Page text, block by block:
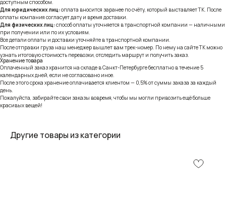
доступным способом.
Для юридических лиц: оплата вносится заранее по счёту, который выставляет ТК. После
оплаты компания согласует дату и время доставки.
Для физических лиц: способ оплаты уточняется в транспортной компании — наличными
при получении или по их условиям.
Все детали оплаты и доставки уточняйте в транспортной компании.
После отправки груза наш менеджер вышлет вам трек-номер. По нему на сайте ТК можно
узнать итоговую стоимость перевозки, отследить маршрут и получить заказ.
Хранение товара
Оплаченный заказ хранится на складе в Санкт-Петербурге бесплатно в течение 5
календарных дней, если не согласовано иное.
После этого срока хранение оплачивается клиентом — 0,5% от суммы заказа за каждый
день.
Пожалуйста, забирайте свои заказы вовремя, чтобы мы могли привозить ещё больше
красивых вещей!
Другие товары из категории